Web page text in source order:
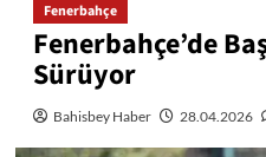
Fenerbahçe
Fenerbahçe’de
Sürüyor
Bahisbey Haber 28.04.2026